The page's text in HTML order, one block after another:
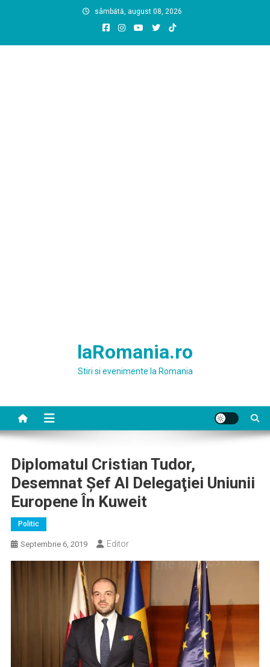
sâmbătă, august 08, 2026
laRomania.ro
Stiri si evenimente la Romania
Diplomatul Cristian Tudor,
Desemnat Şef Al Delegaţiei Uniunii
Europene În Kuweit
Politic
Septembrie 6, 2019 Editor